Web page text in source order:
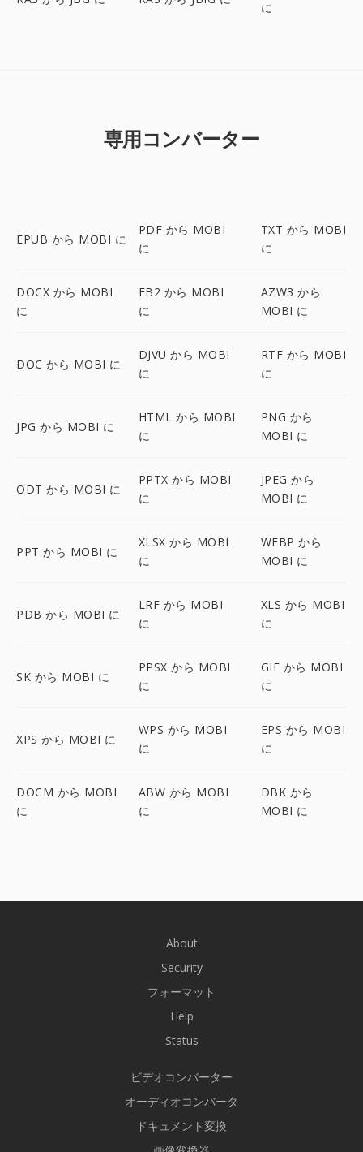
に
専用コンバーター
EPUB から MOBI に
PDF から MOBI
に
TXT から MOBI
に
DOCX から MOBI
に
FB2 から MOBI
に
AZW3 から
MOBI に
DOC から MOBI に
DJVU から MOBI
に
RTF から MOBI
に
JPG から MOBI に
HTML から MOBI
に
PNG から
MOBI に
ODT から MOBI に
PPTX から MOBI
に
JPEG から
MOBI に
PPT から MOBI に
XLSX から MOBI
に
WEBP から
MOBI に
PDB から MOBI に
LRF から MOBI
に
XLS から MOBI
に
SK から MOBI に
PPSX から MOBI
に
GIF から MOBI
に
XPS から MOBI に
WPS から MOBI
に
EPS から MOBI
に
DOCM から MOBI
に
ABW から MOBI
に
DBK から
MOBI に
About
Security
フォーマット
Help
Status
ビデオコンバーター
オーディオコンバータ
ドキュメント変換